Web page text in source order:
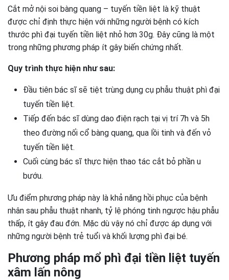
Cắt mở nội soi bàng quang – tuyến tiền liệt là kỹ thuật
được chỉ định thực hiện với những người bệnh có kích
thước phì đại tuyến tiền liệt nhỏ hơn 30g. Đây cũng là một
trong những phương pháp ít gây biến chứng nhất.
Quy trình thực hiện như sau:
Đầu tiên bác sĩ sẽ tiệt trùng dụng cụ phẫu thuật phì đại
tuyến tiền liệt.
Tiếp đến bác sĩ dùng dao điện rạch tại vị trí 7h và 5h
theo đường nối cổ bàng quang, qua lồi tinh và đến vỏ
tuyến tiền liệt.
Cuối cùng bác sĩ thực hiện thao tác cắt bỏ phần u
bướu.
Ưu điểm phương pháp này là khả năng hồi phục của bệnh
nhân sau phẫu thuật nhanh, tỷ lệ phóng tinh ngược hậu phẫu
thấp, ít gây đau đớn. Mặc dù vậy nó chỉ được áp dụng với
những người bệnh trẻ tuổi và khối lượng phì đại bé.
Phương pháp mổ phì đại tiền liệt tuyến
xâm lấn nông